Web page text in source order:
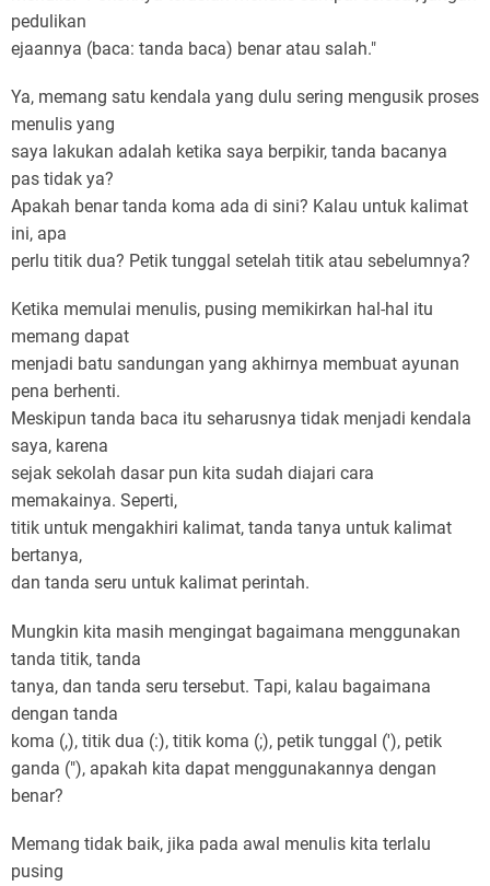
pedulikan
ejaannya (baca: tanda baca) benar atau salah."
Ya, memang satu kendala yang dulu sering mengusik proses
menulis yang
saya lakukan adalah ketika saya berpikir, tanda bacanya
pas tidak ya?
Apakah benar tanda koma ada di sini? Kalau untuk kalimat
ini, apa
perlu titik dua? Petik tunggal setelah titik atau sebelumnya?
Ketika memulai menulis, pusing memikirkan hal-hal itu
memang dapat
menjadi batu sandungan yang akhirnya membuat ayunan
pena berhenti.
Meskipun tanda baca itu seharusnya tidak menjadi kendala
saya, karena
sejak sekolah dasar pun kita sudah diajari cara
memakainya. Seperti,
titik untuk mengakhiri kalimat, tanda tanya untuk kalimat
bertanya,
dan tanda seru untuk kalimat perintah.
Mungkin kita masih mengingat bagaimana menggunakan
tanda titik, tanda
tanya, dan tanda seru tersebut. Tapi, kalau bagaimana
dengan tanda
koma (,), titik dua (:), titik koma (;), petik tunggal ('), petik
ganda ("), apakah kita dapat menggunakannya dengan
benar?
Memang tidak baik, jika pada awal menulis kita terlalu
pusing